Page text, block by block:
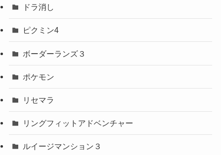
ドラ消し
ピクミン4
ボーダーランズ３
ポケモン
リセマラ
リングフィットアドベンチャー
ルイージマンション３